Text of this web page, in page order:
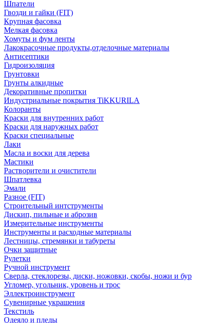
Шпатели
Гвозди и гайки (FIT)
Крупная фасовка
Мелкая фасовка
Хомуты и фум ленты
Лакокрасочные продукты,отделочные материалы
Антисептики
Гидроизоляция
Грунтовки
Грунты алкидные
Декоративные пропитки
Индустриальные покрытия TiKKURILA
Колоранты
Краски для внутренних работ
Краски для наружных работ
Краски специальные
Лаки
Масла и воски для дерева
Мастики
Растворители и очистители
Шпатлевка
Эмали
Разное (FIT)
Строительный интструменты
Дискип, пильные и аброзив
Измерительные инструменты
Инструменты и расходные материалы
Лестницы, стремянки и табуреты
Очки защитные
Рулетки
Ручной инструмент
Сверла, стеклорезы, диски, ножовки, скобы, ножи и бур
Угломер, угольник, уровень и трос
Эллектроинструмент
Сувенирные украшения
Текстиль
Одеяло и пледы